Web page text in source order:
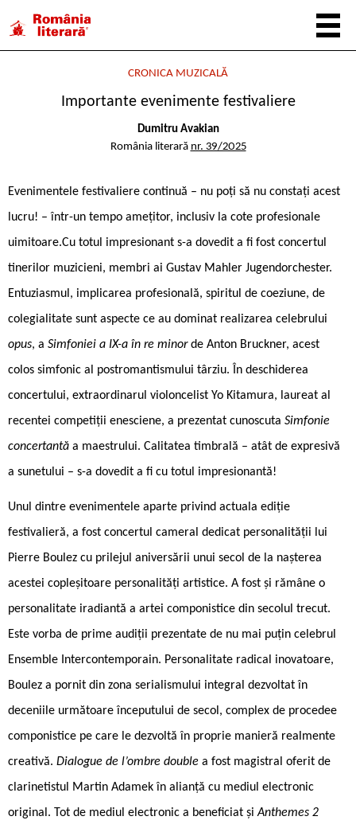
CRONICA MUZICALĂ
Importante evenimente festivaliere
Dumitru Avakian
România literară nr. 39/2025
Evenimentele festivaliere continuă – nu poți să nu constați acest
lucru! – într-un tempo amețitor, inclusiv la cote profesionale
uimitoare.Cu totul impresionant s-a dovedit a fi fost concertul
tinerilor muzicieni, membri ai Gustav Mahler Jugendorchester.
Entuziasmul, implicarea profesională, spiritul de coeziune, de
colegialitate sunt aspecte ce au dominat realizarea celebrului
opus, a Simfoniei a IX-a în re minorde Anton Bruckner, acest
colos simfonic al postromantismului târziu. În deschiderea
concertului, extraordinarul violoncelist Yo Kitamura, laureat al
recentei competiții enesciene, a prezentat cunoscuta Simfonie
concertantă a maestrului. Calitatea timbrală – atât de expresivă
a sunetului – s-a dovedit a fi cu totul impresionantă!
Unul dintre evenimentele aparte privind actuala ediție
festivalieră, a fost concertul cameral dedicat personalității lui
Pierre Boulez cu prilejul aniversării unui secol de la nașterea
acestei copleșitoare personalități artistice. A fost și rămâne o
personalitate iradiantă a artei componistice din secolul trecut.
Este vorba de prime audiții prezentate de nu mai puțin celebrul
Ensemble Intercontemporain. Personalitate radical inovatoare,
Boulez a pornit din zona serialismului integral dezvoltat în
deceniile următoare începutului de secol, complex de procedee
componistice pe care le dezvoltă în proprie manieră realmente
creativă. Dialogue de l’ombre double a fost magistral oferit de
clarinetistul Martin Adamek în alianță cu mediul electronic
original. Tot de mediul electronic a beneficiat șiAnthemes 2